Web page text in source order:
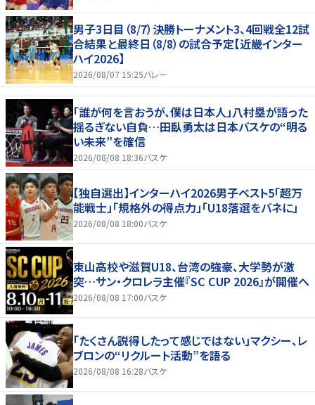
男子3日目（8/7）決勝トーナメント3、4回戦全12試
合結果と最終日（8/8）の試合予定【近畿インター
ハイ2026】
2026/08/07 15:25バレー
「誰が何を言おうが、僕は日本人」八村塁が語った
揺るぎない自負…田臥勇太は日本バスケの“明る
い未来”を確信
2026/08/08 18:36バスケ
【独自選出】インターハイ2026男子ベスト5「超万
能戦士」「規格外の得点力」「U18落選をバネに」
2026/08/08 18:00バスケ
東山高校や滋賀U18、台湾の強豪、大学勢が激
突…サン・クロレラ主催『SC CUP 2026』が開催へ
2026/08/08 17:00バスケ
「たくさん説得したって感じではない」マクシー、レ
ブロンの“リクルート活動”を語る
2026/08/08 16:28バスケ